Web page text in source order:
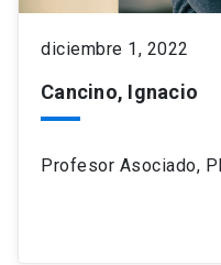
diciembre 1, 2022
Cancino, Ignacio
Profesor Asociado,